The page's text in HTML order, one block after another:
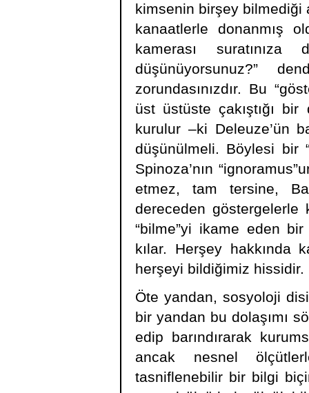
kimsenin birşey
kanaatlerle donanmış
kamerası
düşünüyorsunuz?”
zorundasınızdır. Bu
üst üstüste çakıştığı bir
kurulur –ki Deleuze’ün
düşünülmeli. Böylesi bir
Spinoza’nın
etmez, tam tersine,
dereceden
“bilme”yi ikame eden
kılar. Herşey hakkında
herşeyi bildiğimiz hissidir.
Öte yandan, sosyoloji
bir yandan bu dolaşımı
edip barındırarak
ancak nesnel
tasniflenebilir bir bilgi